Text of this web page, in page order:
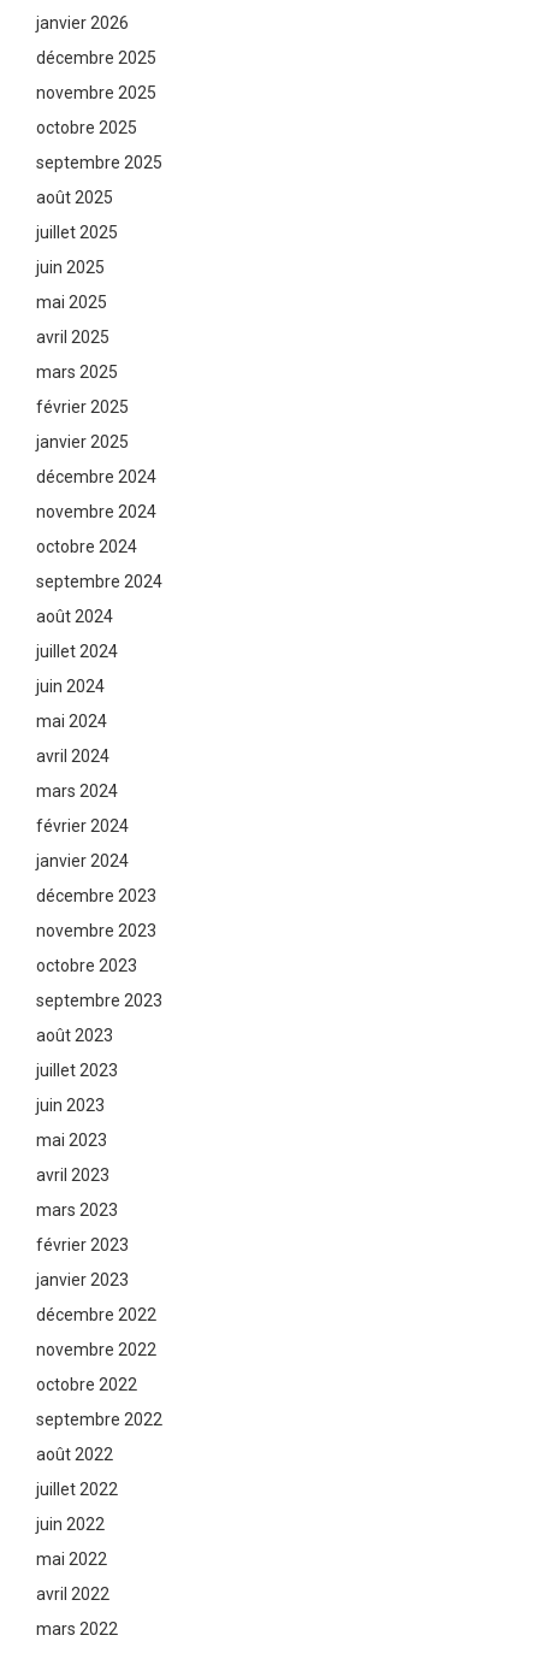
janvier 2026
décembre 2025
novembre 2025
octobre 2025
septembre 2025
août 2025
juillet 2025
juin 2025
mai 2025
avril 2025
mars 2025
février 2025
janvier 2025
décembre 2024
novembre 2024
octobre 2024
septembre 2024
août 2024
juillet 2024
juin 2024
mai 2024
avril 2024
mars 2024
février 2024
janvier 2024
décembre 2023
novembre 2023
octobre 2023
septembre 2023
août 2023
juillet 2023
juin 2023
mai 2023
avril 2023
mars 2023
février 2023
janvier 2023
décembre 2022
novembre 2022
octobre 2022
septembre 2022
août 2022
juillet 2022
juin 2022
mai 2022
avril 2022
mars 2022